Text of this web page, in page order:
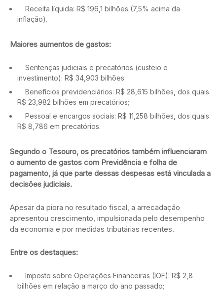
Receita líquida: R$ 196,1 bilhões (7,5% acima da
inflação).
Maiores aumentos de gastos:
Sentenças judiciais e precatórios (custeio e
investimento): R$ 34,903 bilhões
Benefícios previdenciários: R$ 28,615 bilhões, dos quais
R$ 23,982 bilhões em precatórios;
Pessoal e encargos sociais: R$ 11,258 bilhões, dos quais
R$ 8,786 em precatórios.
Segundo o Tesouro, os precatórios também influenciaram
o aumento de gastos com Previdência e folha de
pagamento, já que parte dessas despesas está vinculada a
decisões judiciais.
Apesar da piora no resultado fiscal, a arrecadação
apresentou crescimento, impulsionada pelo desempenho
da economia e por medidas tributárias recentes.
Entre os destaques:
Imposto sobre Operações Financeiras (IOF): R$ 2,8
bilhões em relação a março do ano passado;